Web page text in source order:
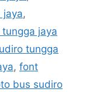
jaya,
jaya
tungga
, font
bus sudiro